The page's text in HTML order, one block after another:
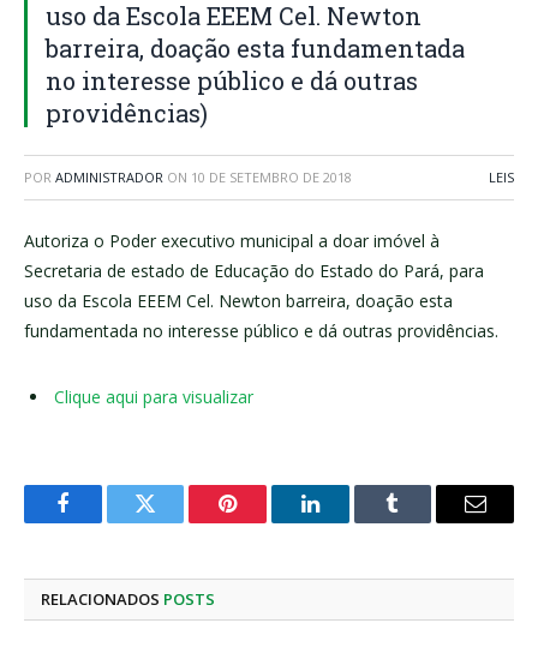
uso da Escola EEEM Cel. Newton
barreira, doação esta fundamentada
no interesse público e dá outras
providências)
POR ADMINISTRADOR ON 10 DE SETEMBRO DE 2018 LEIS
Autoriza o Poder executivo municipal a doar imóvel à
Secretaria de estado de Educação do Estado do Pará, para
uso da Escola EEEM Cel. Newton barreira, doação esta
fundamentada no interesse público e dá outras providências.
Clique aqui para visualizar
FacebookTwitter Pinterest LinkedInTumblr
E-
RELACIONADOS POSTS